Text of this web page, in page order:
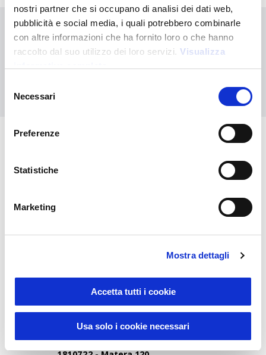
nostri partner che si occupano di analisi dei dati web,
pubblicità e social media, i quali potrebbero combinarle
con altre informazioni che ha fornito loro o che hanno
raccolto dal suo utilizzo dei loro servizi. Visualizza
delNecessari
Preferenze
Statistiche
Marketing
Mostra dettagli
Accetta tutti i cookie
Usa solo i cookie necessari
Didn't find what you're looking for?
Contact us for assistance or request your customised order
You might also be interested in